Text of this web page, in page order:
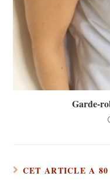
Garde-
CET ARTICLE A